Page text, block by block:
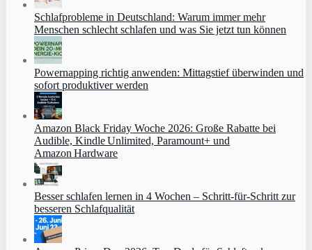
Schlafprobleme in Deutschland: Warum immer mehr
Menschen schlecht schlafen und was Sie jetzt tun können
Powernapping richtig anwenden: Mittagstief überwinden und
sofort produktiver werden
Amazon Black Friday Woche 2026: Große Rabatte bei
Audible, Kindle Unlimited, Paramount+ und
Amazon Hardware
Besser schlafen lernen in 4 Wochen – Schritt‑für‑Schritt zur
besseren Schlafqualität